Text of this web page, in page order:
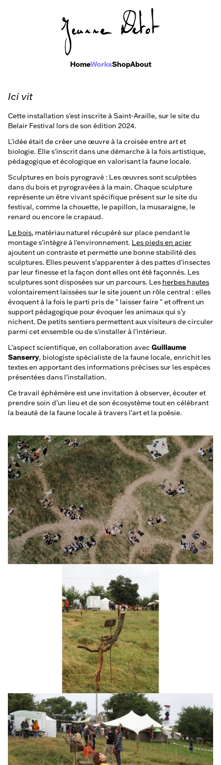
HomeWorksShopAbout
Ici vit
Cette installation s'est inscrite à Saint-Araille, sur le site du
Belair Festival lors de son édition 2024.
L'idée était de créer une œuvre à la croisée entre art et
biologie. Elle s'inscrit dans une démarche à la fois artistique,
pédagogique et écologique en valorisant la faune locale.
Sculptures en bois pyrogravé : Les œuvres sont sculptées
dans du bois et pyrogravées à la main. Chaque sculpture
représente un être vivant spécifique présent sur le site du
festival, comme la chouette, le papillon, la musaraigne, le
renard ou encore le crapaud.
Le bois, matériau naturel récupéré sur place pendant le
montage s'intègre à l'environnement. Les pieds en acier
ajoutent un contraste et permette une bonne stabilité des
sculptures. Elles peuvent s'apparenter à des pattes d'insectes
par leur finesse et la façon dont elles ont été façonnés. Les
sculptures sont disposées sur un parcours. Les herbes hautes
volontairement laissées sur le site jouent un rôle central : elles
évoquent à la fois le parti pris de " laisser faire " et offrent un
support pédagogique pour évoquer les animaux qui s’y
nichent. De petits sentiers permettent aux visiteurs de circuler
parmi cet ensemble ou de s'installer à l'intérieur.
L’aspect scientifique, en collaboration avec Guillaume
Sanserry, biologiste spécialiste de la faune locale, enrichit les
textes en apportant des informations précises sur les espèces
présentées dans l'installation.
Ce travail éphémère est une invitation à observer, écouter et
prendre soin d’un lieu et de son écosystème tout en célébrant
la beauté de la faune locale à travers l’art et la poésie.